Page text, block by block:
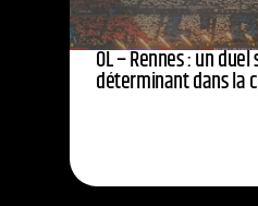
OL – Rennes : un
déterminant dans la